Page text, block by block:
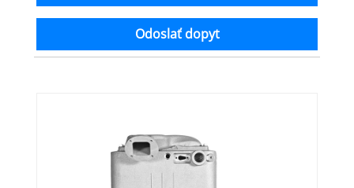
Odoslať dopyt